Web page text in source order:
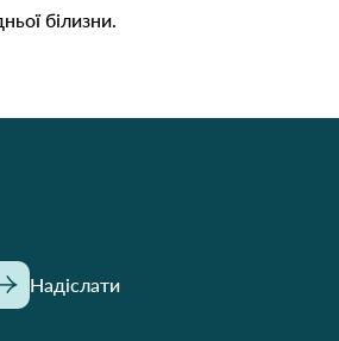
білизни.
Надіслати